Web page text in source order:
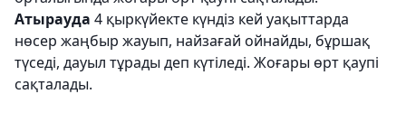
Атырауда 4 қыркүйекте күндіз кей уақыттарда
нөсер жаңбыр жауып, найзағай ойнайды, бұршақ
түседі, дауыл тұрады деп күтіледі. Жоғары өрт қаупі
сақталады.